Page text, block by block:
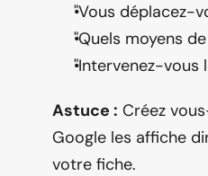
"Vous déplacez-
"Quels moyens
"Intervenez-vous
Astuce : Créez
Google les affiche
votre fiche.